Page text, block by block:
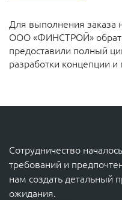
Для выполнения заказа
ООО «ФИНСТРОЙ»
предоставили полный
разработки концепции и
Сотрудничество
требований и
нам создать детальный
ожидания.